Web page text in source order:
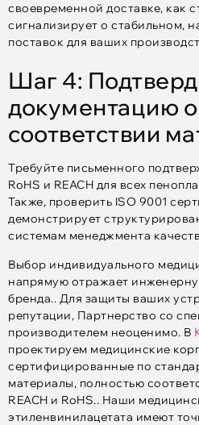
своевременной доставке, как
сигнализирует о стабильном,
поставок для ваших
Шаг 4:
документацию о
соответствии
Требуйте письменного
RoHS и REACH для всех
Также, проверить ISO 9001
демонстрирует
системам менеджмента
Выбор индивидуального
напрямую отражает
бренда.. Для защиты ваших
репутации, Партнерство со
производителем неоценимо. В
проектируем медицинские
сертифицированные по
материалы, полностью
REACH и RoHS.. Наши
этиленвинилацетата имеют